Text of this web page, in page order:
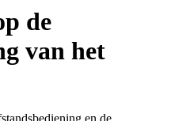
de
van het